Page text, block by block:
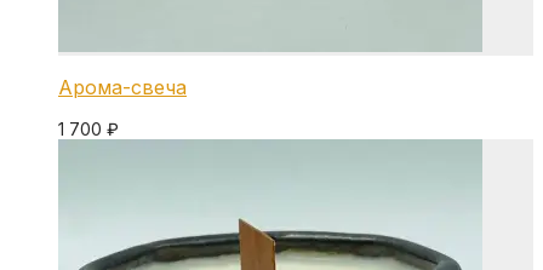
Арома-свеча
1 700 ₽